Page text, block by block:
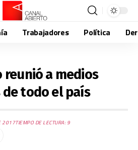
Trabajadores Política
reunió a medios
todo el país
2017TIEMPO DE LECTURA: 9